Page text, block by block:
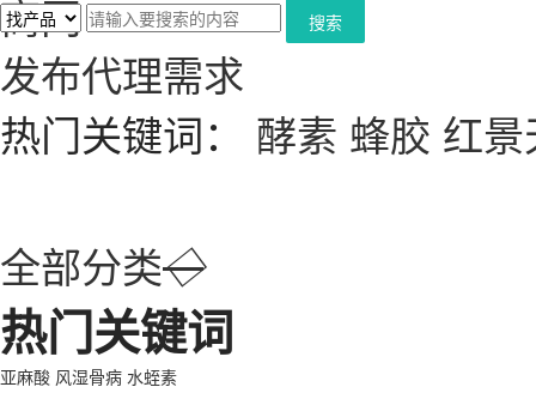
搜索
发布代理需求
热门关键词： 酵素 蜂胶 红景
全部分类◇
热门关键词
亚麻酸 风湿骨病 水蛭素